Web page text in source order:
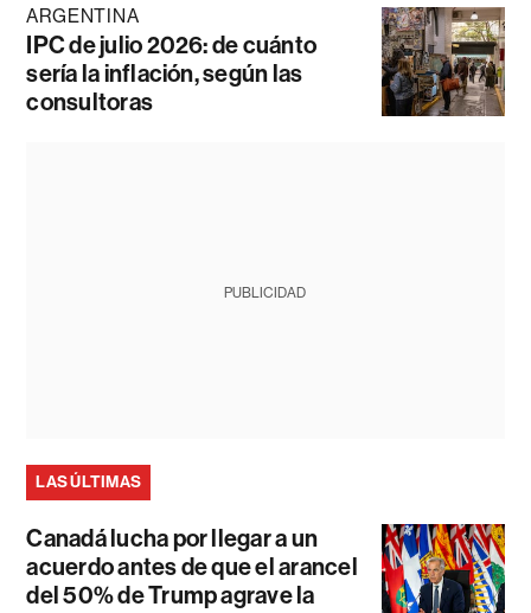
ARGENTINA
IPC de julio 2026: de cuánto
sería la inflación, según las
consultoras
PUBLICIDAD
LAS ÚLTIMAS
Canadá lucha por llegar a un
acuerdo antes de que el arancel
del 50% de Trump agrave la